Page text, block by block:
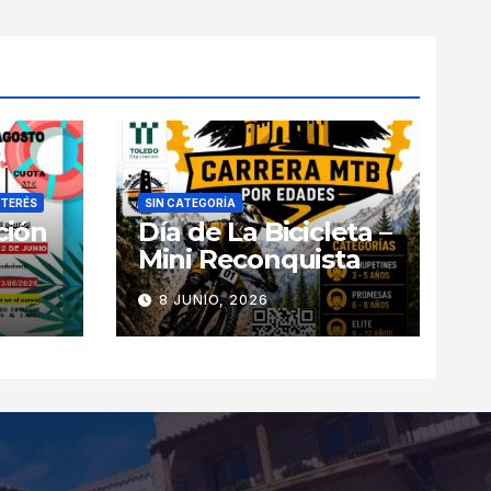
SIN CATEGORÍA
Día de La Bicicleta –
Mini Reconquista
8 JUNIO, 2026